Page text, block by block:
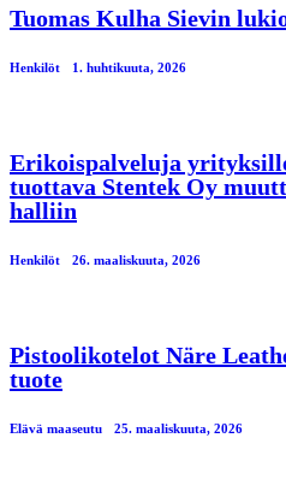
Tuomas Kulha Sievin
Henkilöt 1. huhtikuuta, 2026
Erikoispalveluja
tuottava Stentek Oy
halliin
Henkilöt 26. maaliskuuta, 2026
Pistoolikotelot Näre
tuote
Elävä maaseutu 25. maaliskuuta, 2026